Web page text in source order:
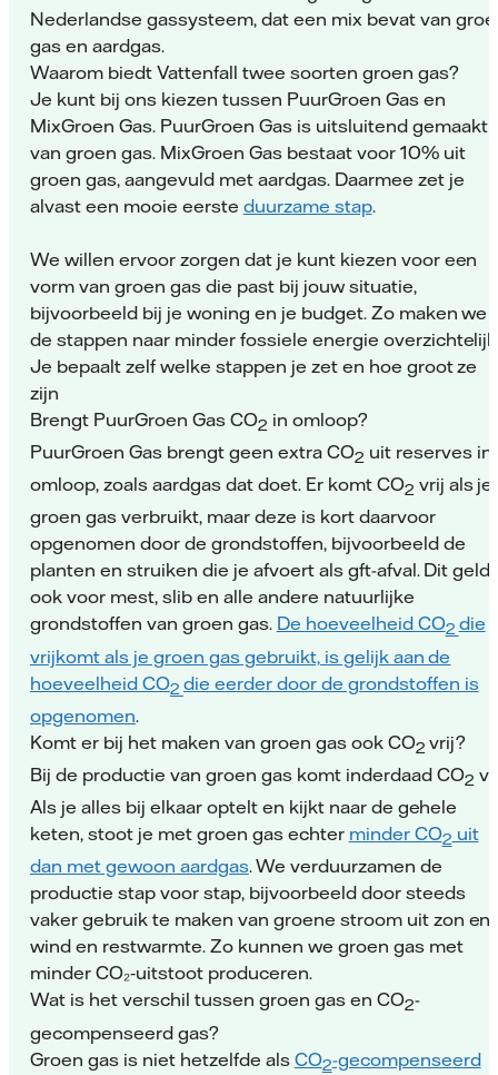
Nederlandse gassysteem, dat een mix bevat van
gas en aardgas.
Waarom biedt Vattenfall twee soorten groen gas?
Je kunt bij ons kiezen tussen PuurGroen Gas en
MixGroen Gas. PuurGroen Gas is uitsluitend gemaakt
van groen gas. MixGroen Gas bestaat voor 10% uit
groen gas, aangevuld met aardgas. Daarmee zet je
alvast een mooie eerste duurzame stap.
We willen ervoor zorgen dat je kunt kiezen voor een
vorm van groen gas die past bij jouw situatie,
bijvoorbeeld bij je woning en je budget. Zo maken we
de stappen naar minder fossiele energie
Je bepaalt zelf welke stappen je zet en hoe groot ze
zijn
Brengt PuurGroen Gas CO2 in omloop?
PuurGroen Gas brengt geen extra CO2 uit reserves in
omloop, zoals aardgas dat doet. Er komt CO2 vrij als je
groen gas verbruikt, maar deze is kort daarvoor
opgenomen door de grondstoffen, bijvoorbeeld de
planten en struiken die je afvoert als gft-afval. Dit geldt
ook voor mest, slib en alle andere natuurlijke
grondstoffen van groen gas. De hoeveelheid CO2die
vrijkomt als je groen gas gebruikt, is gelijk aan de
hoeveelheid CO2die eerder door de grondstoffen is
opgenomen.
Komt er bij het maken van groen gas ook CO2 vrij?
Bij de productie van groen gas komt inderdaad CO2
Als je alles bij elkaar optelt en kijkt naar de gehele
keten, stoot je met groen gas echter minder CO2 uit
dan met gewoon aardgas. We verduurzamen de
productie stap voor stap, bijvoorbeeld door steeds
vaker gebruik te maken van groene stroom uit zon en
wind en restwarmte. Zo kunnen we groen gas met
minder CO₂‑uitstoot produceren.
Wat is het verschil tussen groen gas en CO2-
gecompenseerd gas?
Groen gas is niet hetzelfde als CO2-gecompenseerd